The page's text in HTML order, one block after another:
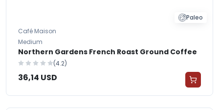
Paleo
Café Maison
Medium
Northern Gardens French Roast Ground Coffee
(4.2)
36,14 USD